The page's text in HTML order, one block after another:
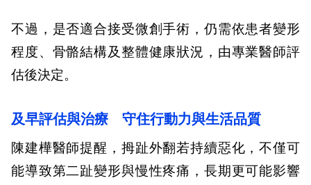
不過，是否適合接受微創手術，仍需依患者變形
程度、骨骼結構及整體健康狀況，由專業醫師評
估後決定。
及早評估與治療 守住行動力與生活品質
陳建樺醫師提醒，拇趾外翻若持續惡化，不僅可
能導致第二趾變形與慢性疼痛，長期更可能影響